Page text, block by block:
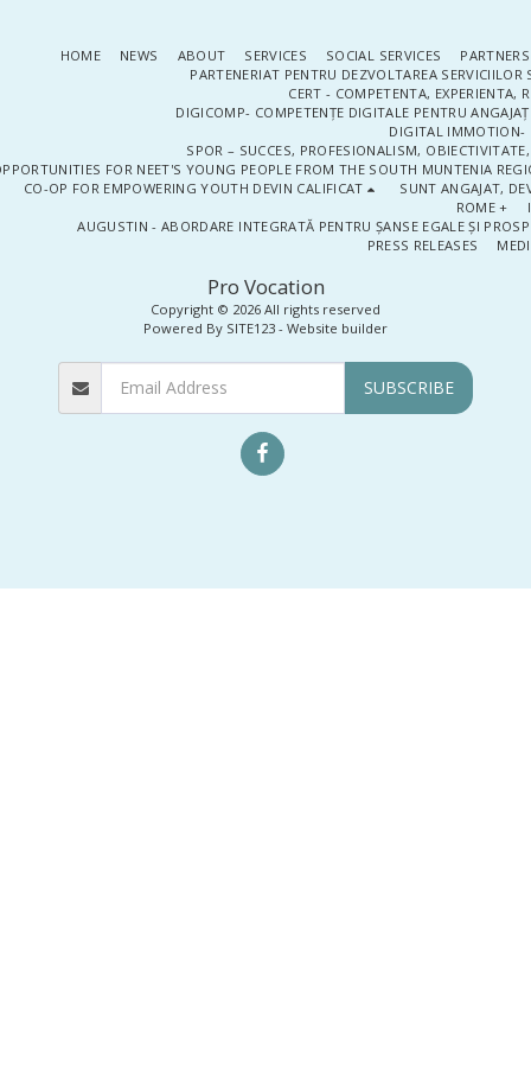
Pro Vocation
Copyright © 2026 All rights reserved
Powered By SITE123 - Website builder
HOME NEWS ABOUT SERVICES SOCIAL SERVICES
PARTENERIAT PENTRU DEZVOLTAREA SERVICIILOR
CERT - COMPETENTA, EXPERIENTA,
DIGICOMP- COMPETENȚE DIGITALE PENTRU
DIGITAL IMMOTION-
SPOR – SUCCES, PROFESIONALISM,
FOR NEET'S YOUNG PEOPLE FROM THE SOUTH MUNTENIA
CO-OP FOR EMPOWERING YOUTH DEVIN CALIFICAT
SUNT ANGAJAT,
ROME +
AUGUSTIN - ABORDARE INTEGRATĂ PENTRU ȘANSE EGALE ȘI
PRESS RELEASES
SUBSCRIBE